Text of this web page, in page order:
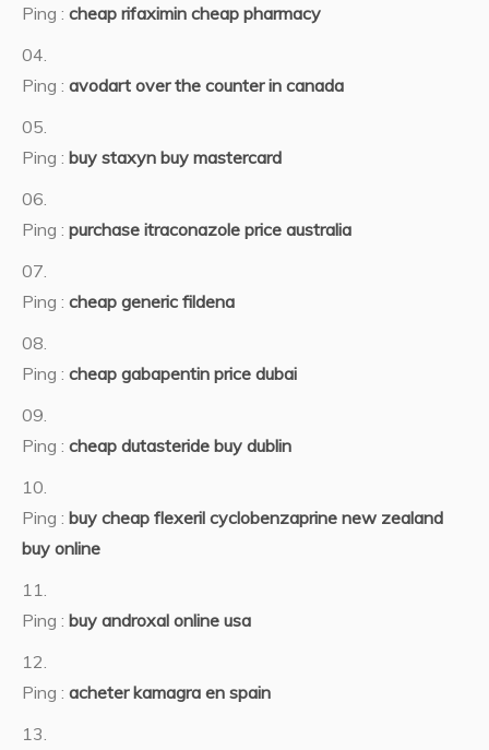
Ping : cheap rifaximin cheap pharmacy
Ping : avodart over the counter in canada
Ping : buy staxyn buy mastercard
Ping : purchase itraconazole price australia
Ping : cheap generic fildena
Ping : cheap gabapentin price dubai
Ping : cheap dutasteride buy dublin
Ping : buy cheap flexeril cyclobenzaprine new zealand
buy online
Ping : buy androxal online usa
Ping : acheter kamagra en spain